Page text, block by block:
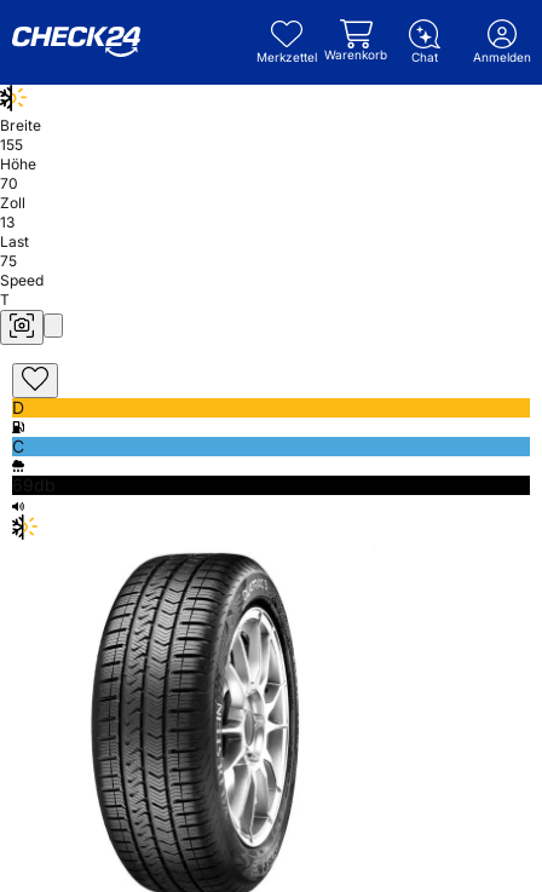
Merkzettel Warenkorb Chat Anmelden
Breite
155
Höhe
70
Zoll
13
Last
75
Speed
T
D
C
69db